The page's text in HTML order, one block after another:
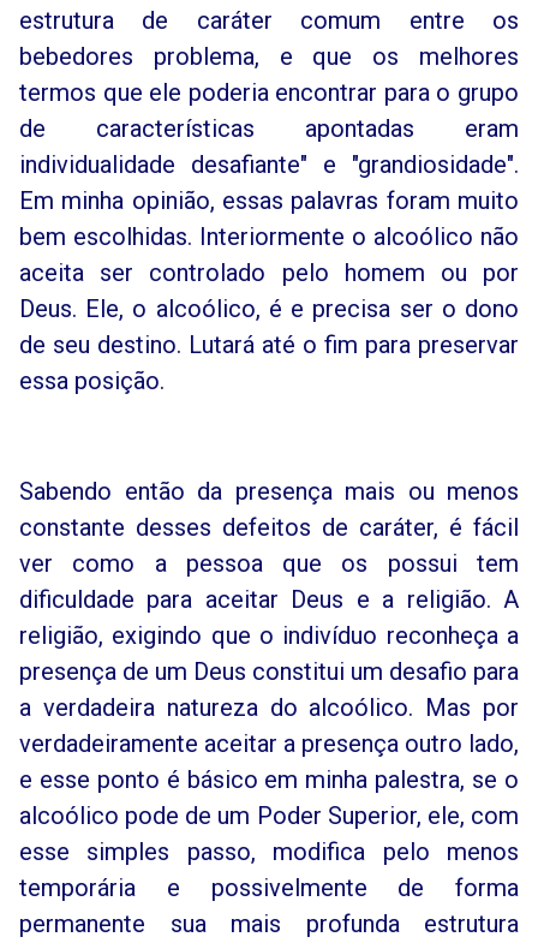
estrutura de caráter comum entre os
bebedores problema, e que os melhores
termos que ele poderia encontrar para o grupo
de características apontadas eram
individualidade desafiante" e "grandiosidade".
Em minha opinião, essas palavras foram muito
bem escolhidas. Interiormente o alcoólico não
aceita ser controlado pelo homem ou por
Deus. Ele, o alcoólico, é e precisa ser o dono
de seu destino. Lutará até o fim para preservar
essa posição.
Sabendo então da presença mais ou menos
constante desses defeitos de caráter, é fácil
ver como a pessoa que os possui tem
dificuldade para aceitar Deus e a religião. A
religião, exigindo que o indivíduo reconheça a
presença de um Deus constitui um desafio para
a verdadeira natureza do alcoólico. Mas por
verdadeiramente aceitar a presença outro lado,
e esse ponto é básico em minha palestra, se o
alcoólico pode de um Poder Superior, ele, com
esse simples passo, modifica pelo menos
temporária e possivelmente de forma
permanente sua mais profunda estrutura